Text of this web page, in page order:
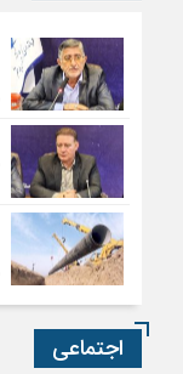
اجتماعی